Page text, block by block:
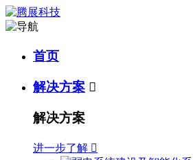
首页
解决方案 
解决方案
进一步了解 